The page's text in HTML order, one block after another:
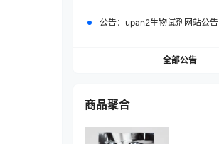
公告： upan2生物试剂网站公告
全部公告
商品聚合